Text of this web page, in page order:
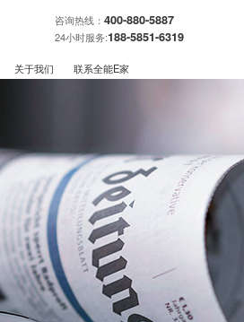
咨询热线： 400-880-5887
24小时服务:188-5851-6319
关于我们 联系全能E家